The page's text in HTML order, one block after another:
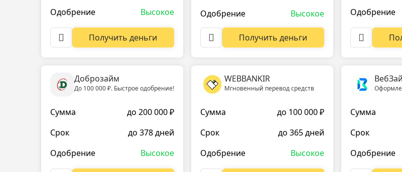
Одобрение
Высокое
Получить деньги
Одобрение
Высокое
Получить деньги
Одобрение
Доброзайм
До 100 000 ₽. Быстрое одобрение!
Сумма
до 200 000 ₽
Срок
до 378 дней
Одобрение
Высокое
WEBBANKIR
Мгновенный перевод средств
Сумма
до 100 000 ₽
Срок
до 365 дней
Одобрение
Высокое
Сумма
Срок
Одобрение